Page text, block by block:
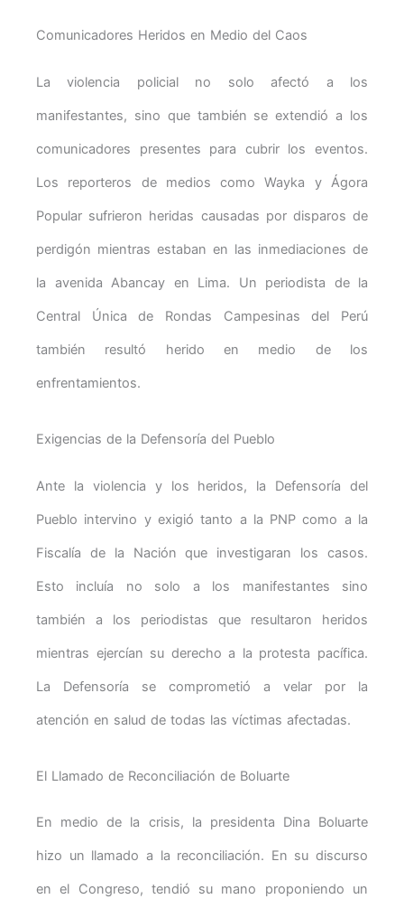
Comunicadores Heridos en Medio del Caos
La violencia policial no solo afectó a los
manifestantes, sino que también se extendió a los
comunicadores presentes para cubrir los eventos.
Los reporteros de medios como Wayka y Ágora
Popular sufrieron heridas causadas por disparos de
perdigón mientras estaban en las inmediaciones de
la avenida Abancay en Lima. Un periodista de la
Central Única de Rondas Campesinas del Perú
también resultó herido en medio de los
enfrentamientos.
Exigencias de la Defensoría del Pueblo
Ante la violencia y los heridos, la Defensoría del
Pueblo intervino y exigió tanto a la PNP como a la
Fiscalía de la Nación que investigaran los casos.
Esto incluía no solo a los manifestantes sino
también a los periodistas que resultaron heridos
mientras ejercían su derecho a la protesta pacífica.
La Defensoría se comprometió a velar por la
atención en salud de todas las víctimas afectadas.
El Llamado de Reconciliación de Boluarte
En medio de la crisis, la presidenta Dina Boluarte
hizo un llamado a la reconciliación. En su discurso
en el Congreso, tendió su mano proponiendo un